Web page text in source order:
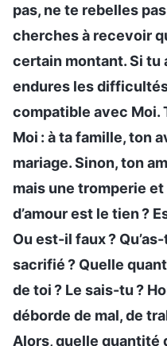
pas, ne te rebelles
cherches à recevoir
certain montant. Si tu
endures les
compatible avec Moi.
Moi : à ta famille, ton
mariage. Sinon, ton
mais une tromperie
d’amour est le tien ?
Ou est-il faux ?
sacrifié ? Quelle
de toi ? Le sais-tu ?
déborde de mal, de
Alors, quelle quantité